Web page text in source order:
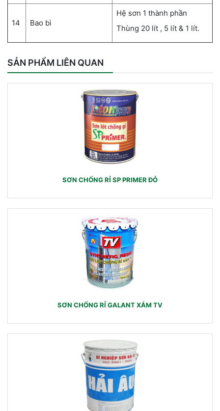
14 Bao bì
Hệ sơn 1 thành phần
Thùng 20 lít , 5 lít & 1 lít.
SẢN PHẨM LIÊN QUAN
SƠN CHỐNG RỈ SP PRIMER ĐỎ
SƠN CHỐNG RỈ GALANT XÁM TV